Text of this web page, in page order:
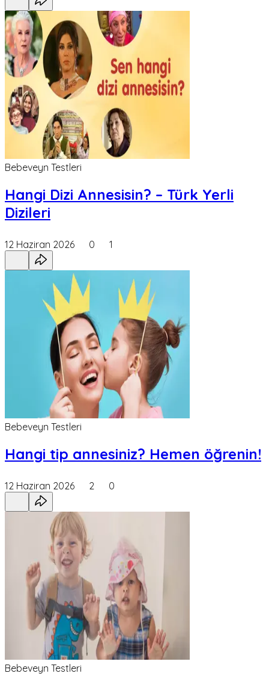
Bebeveyn Testleri
Hangi Dizi Annesisin? – Türk Yerli
Dizileri
12 Haziran 2026 0 1
Bebeveyn Testleri
Hangi tip annesiniz? Hemen öğrenin!
12 Haziran 2026 2 0
Bebeveyn Testleri